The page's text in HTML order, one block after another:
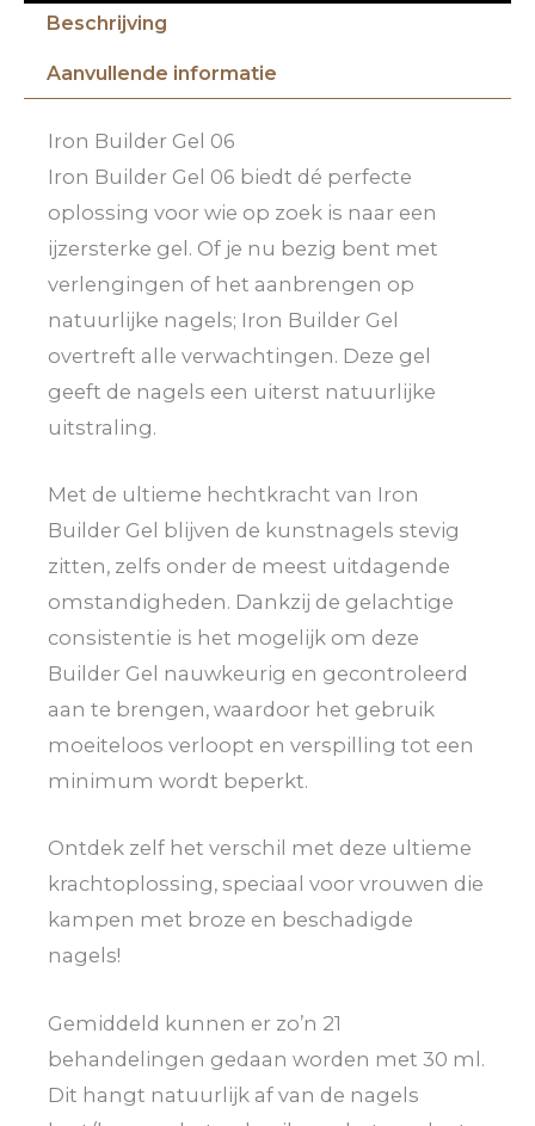
Beschrijving
Aanvullende informatie
Iron Builder Gel 06
Iron Builder Gel 06 biedt dé perfecte
oplossing voor wie op zoek is naar een
ijzersterke gel. Of je nu bezig bent met
verlengingen of het aanbrengen op
natuurlijke nagels; Iron Builder Gel
overtreft alle verwachtingen. Deze gel
geeft de nagels een uiterst natuurlijke
uitstraling.
Met de ultieme hechtkracht van Iron
Builder Gel blijven de kunstnagels stevig
zitten, zelfs onder de meest uitdagende
omstandigheden. Dankzij de gelachtige
consistentie is het mogelijk om deze
Builder Gel nauwkeurig en gecontroleerd
aan te brengen, waardoor het gebruik
moeiteloos verloopt en verspilling tot een
minimum wordt beperkt.
Ontdek zelf het verschil met deze ultieme
krachtoplossing, speciaal voor vrouwen die
kampen met broze en beschadigde
nagels!
Gemiddeld kunnen er zo’n 21
behandelingen gedaan worden met 30 ml.
Dit hangt natuurlijk af van de nagels